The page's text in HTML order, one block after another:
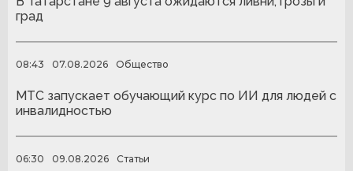
град
08:43 07.08.2026 Общество
МТС запускает обучающий курс по ИИ для людей с
инвалидностью
06:30 09.08.2026 Статьи